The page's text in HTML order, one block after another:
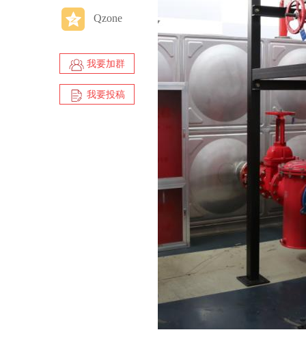
Qzone
我要加群
我要投稿